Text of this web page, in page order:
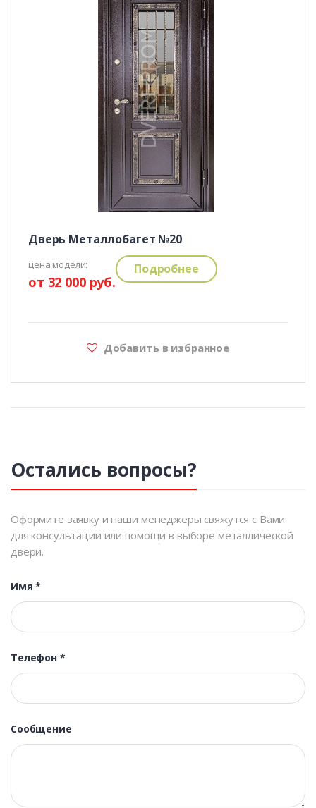
Дверь Металлобагет №20
цена модели:
от 32 000 руб.
Подробнее
Добавить в избранное
Остались вопросы?
Оформите заявку и наши менеджеры свяжутся с Вами
для консультации или помощи в выборе металлической
двери.
Имя*
Телефон *
Сообщение